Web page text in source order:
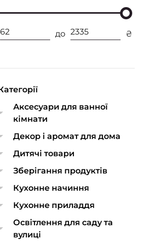
до ₴
Аксесуари для ванної
кімнати
Декор і аромат для дома
Дитячі товари
Зберігання продуктів
Кухонне начиння
Кухонне приладдя
Освітлення для саду та
вулиці